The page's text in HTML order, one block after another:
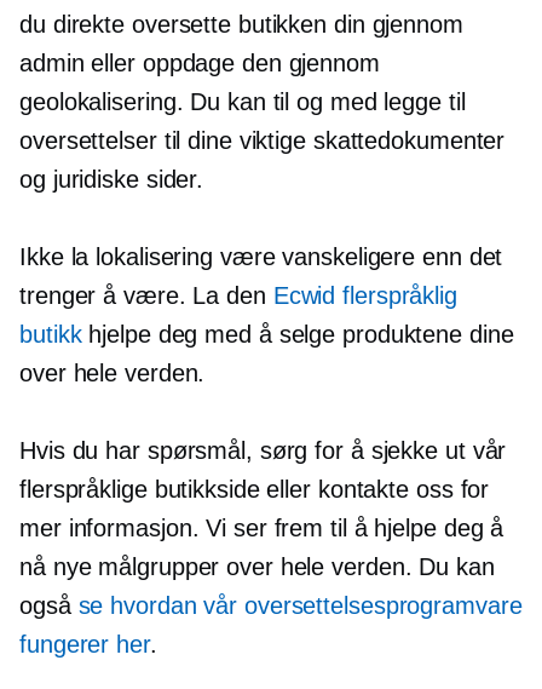
du direkte oversette butikken din gjennom
admin eller oppdage den gjennom
geolokalisering. Du kan til og med legge til
oversettelser til dine viktige skattedokumenter
og juridiske sider.
Ikke la lokalisering være vanskeligere enn det
trenger å være. La den Ecwid flerspråklig
butikkhjelpe deg med å selge produktene dine
over hele verden.
Hvis du har spørsmål, sørg for å sjekke ut vår
flerspråklige butikkside eller kontakte oss for
mer informasjon. Vi ser frem til å hjelpe deg å
nå nye målgrupper over hele verden. Du kan
også se hvordan vår oversettelsesprogramvare
fungerer her.